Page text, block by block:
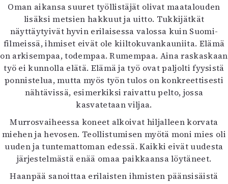
Oman aikansa suuret työllistäjät olivat maatalouden
lisäksi metsien hakkuut ja uitto. Tukkijätkät
näyttäytyivät hyvin erilaisessa valossa kuin Suomi-
filmeissä, ihmiset eivät ole kiiltokuvankauniita. Elämä
on arkisempaa, todempaa. Rumempaa. Aina raskaskaan
työ ei kunnolla elätä. Elämä ja työ ovat paljolti fyysistä
ponnistelua, mutta myös työn tulos on konkreettisesti
nähtävissä, esimerkiksi raivattu pelto, jossa
kasvatetaan viljaa.
Murrosvaiheessa koneet alkoivat hiljalleen korvata
miehen ja hevosen. Teollistumisen myötä moni mies oli
uuden ja tuntemattoman edessä. Kaikki eivät uudesta
järjestelmästä enää omaa paikkaansa löytäneet.
Haanpää sanoittaa erilaisten ihmisten päänsisäistä